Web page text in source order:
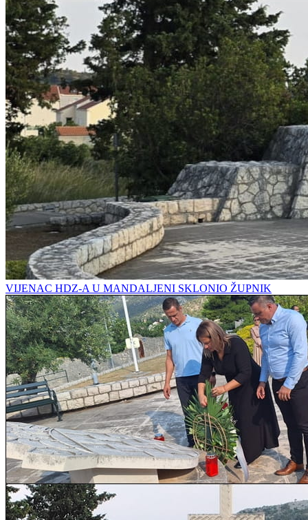
VIJENAC HDZ-A U MANDALJENI SKLONIO ŽUPNIK